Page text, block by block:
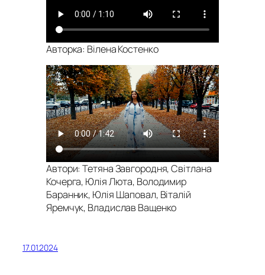
Авторка: Вілена Костенко
Автори: Тетяна Завгородня, Світлана
Кочерга, Юлія Люта, Володимир
Баранник, Юлія Шаповал, Віталій
Яремчук, Владислав Ващенко
17.01.2024